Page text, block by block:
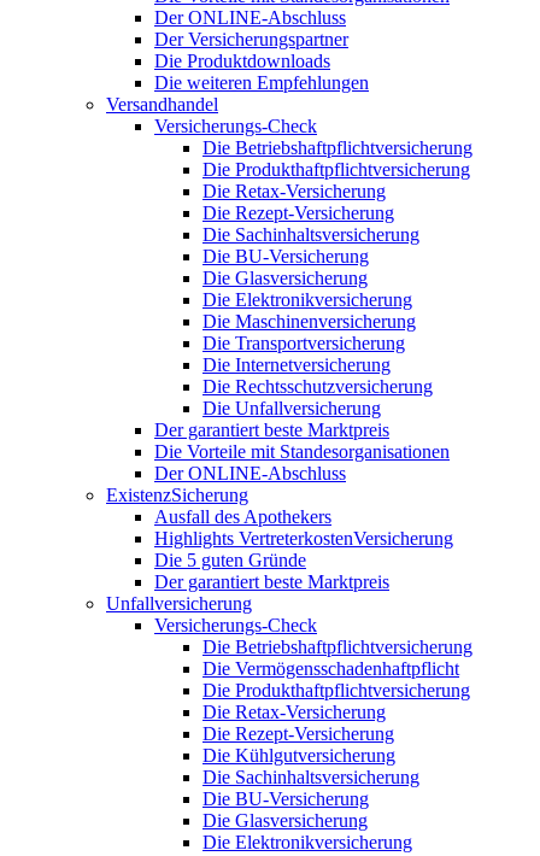
Der ONLINE-Abschluss
Der Versicherungspartner
Die Produktdownloads
Die weiteren Empfehlungen
Versandhandel
Versicherungs-Check
Die Betriebshaftpflichtversicherung
Die Produkthaftpflichtversicherung
Die Retax-Versicherung
Die Rezept-Versicherung
Die Sachinhaltsversicherung
Die BU-Versicherung
Die Glasversicherung
Die Elektronikversicherung
Die Maschinenversicherung
Die Transportversicherung
Die Internetversicherung
Die Rechtsschutzversicherung
Die Unfallversicherung
Der garantiert beste Marktpreis
Die Vorteile mit Standesorganisationen
Der ONLINE-Abschluss
ExistenzSicherung
Ausfall des Apothekers
Highlights VertreterkostenVersicherung
Die 5 guten Gründe
Der garantiert beste Marktpreis
Unfallversicherung
Versicherungs-Check
Die Betriebshaftpflichtversicherung
Die Vermögensschadenhaftpflicht
Die Produkthaftpflichtversicherung
Die Retax-Versicherung
Die Rezept-Versicherung
Die Kühlgutversicherung
Die Sachinhaltsversicherung
Die BU-Versicherung
Die Glasversicherung
Die Elektronikversicherung